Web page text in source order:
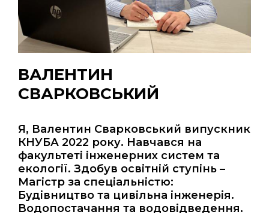
ВАЛЕНТИН
СВАРКОВСЬКИЙ
Я, Валентин Сварковський випускник
КНУБА 2022 року. Навчався на
факультеті інженерних систем та
екології. Здобув освітній ступінь –
Магістр за спеціальністю:
Будівництво та цивільна інженерія.
Водопостачання та водовідведення.